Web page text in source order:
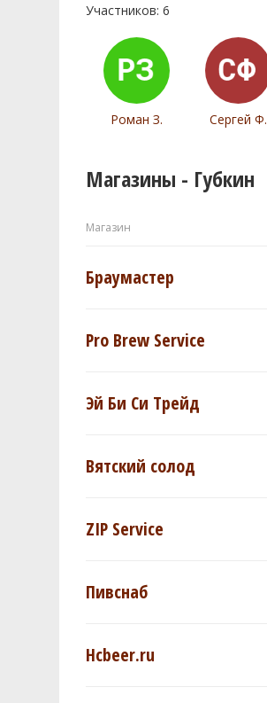
Участников: 6
Роман З. Сергей Ф.
Магазины - Губкин
Магазин
Браумастер
Pro Brew Service
Эй Би Си Трейд
Вятский солод
ZIP Service
Пивснаб
Hcbeer.ru